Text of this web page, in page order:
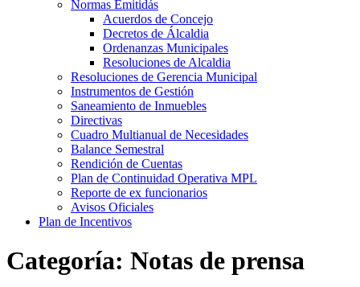
Normas Emitidás
Acuerdos de Concejo
Decretos de Álcaldia
Ordenanzas Municipales
Resoluciones de Alcaldia
Resoluciones de Gerencia Municipal
Instrumentos de Gestión
Saneamiento de Inmuebles
Directivas
Cuadro Multianual de Necesidades
Balance Semestral
Rendición de Cuentas
Plan de Continuidad Operativa MPL
Reporte de ex funcionarios
Avisos Oficiales
Plan de Incentivos
Categoría: Notas de prensa